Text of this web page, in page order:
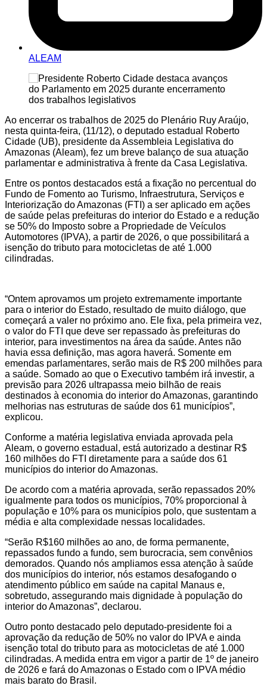
ALEAM
Ao encerrar os trabalhos de 2025 do Plenário Ruy Araújo,
nesta quinta-feira, (11/12), o deputado estadual Roberto
Cidade (UB), presidente da Assembleia Legislativa do
Amazonas (Aleam), fez um breve balanço de sua atuação
parlamentar e administrativa à frente da Casa Legislativa.
Entre os pontos destacados está a fixação no percentual do
Fundo de Fomento ao Turismo, Infraestrutura, Serviços e
Interiorização do Amazonas (FTI) a ser aplicado em ações
de saúde pelas prefeituras do interior do Estado e a redução
se 50% do Imposto sobre a Propriedade de Veículos
Automotores (IPVA), a partir de 2026, o que possibilitará a
isenção do tributo para motocicletas de até 1.000
cilindradas.
“Ontem aprovamos um projeto extremamente importante
para o interior do Estado, resultado de muito diálogo, que
começará a valer no próximo ano. Ele fixa, pela primeira vez,
o valor do FTI que deve ser repassado às prefeituras do
interior, para investimentos na área da saúde. Antes não
havia essa definição, mas agora haverá. Somente em
emendas parlamentares, serão mais de R$ 200 milhões para
a saúde. Somado ao que o Executivo também irá investir, a
previsão para 2026 ultrapassa meio bilhão de reais
destinados à economia do interior do Amazonas, garantindo
melhorias nas estruturas de saúde dos 61 municípios”,
explicou.
Conforme a matéria legislativa enviada aprovada pela
Aleam, o governo estadual, está autorizado a destinar R$
160 milhões do FTI diretamente para a saúde dos 61
municípios do interior do Amazonas.
De acordo com a matéria aprovada, serão repassados 20%
igualmente para todos os municípios, 70% proporcional à
população e 10% para os municípios polo, que sustentam a
média e alta complexidade nessas localidades.
“Serão R$160 milhões ao ano, de forma permanente,
repassados fundo a fundo, sem burocracia, sem convênios
demorados. Quando nós ampliamos essa atenção à saúde
dos municípios do interior, nós estamos desafogando o
atendimento público em saúde na capital Manaus e,
sobretudo, assegurando mais dignidade à população do
interior do Amazonas”, declarou.
Outro ponto destacado pelo deputado-presidente foi a
aprovação da redução de 50% no valor do IPVA e ainda
isenção total do tributo para as motocicletas de até 1.000
cilindradas. A medida entra em vigor a partir de 1º de janeiro
de 2026 e fará do Amazonas o Estado com o IPVA médio
mais barato do Brasil.